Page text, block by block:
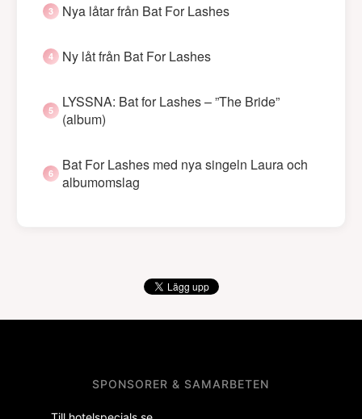
Nya låtar från Bat For Lashes
Ny låt från Bat For Lashes
LYSSNA: Bat for Lashes – ”The Bride”
(album)
Bat For Lashes med nya singeln Laura och
albumomslag
SPONSORER & SAMARBETEN